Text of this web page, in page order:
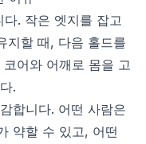
. 작은 엣지를 잡고
지할 때, 다음 홀드를
어와 어깨로 몸을 고
.
합니다. 어떤 사람은
약할 수 있고, 어떤